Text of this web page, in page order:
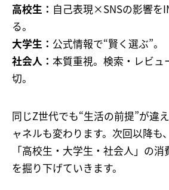
高校生： 自己表現×SNSの影響を
る。
大学生： 公式情報で“賢く選ぶ”。
社会人： 本質重視。検索・レビュ
切。
同じZ世代でも“生活の前提”が違
ャネルも変わります。次回以降も
「高校生・大学生・社会人」の
を掘り下げていきます。